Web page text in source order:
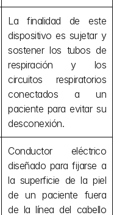
La finalidad de este
dispositivo es sujetar y
sostener los tubos de
respiración y los
circuitos respiratorios
conectados a un
paciente para evitar su
desconexión.
Conductor eléctrico
diseñado para fijarse a
la superficie de la piel
de un paciente fuera
de la línea del cabello